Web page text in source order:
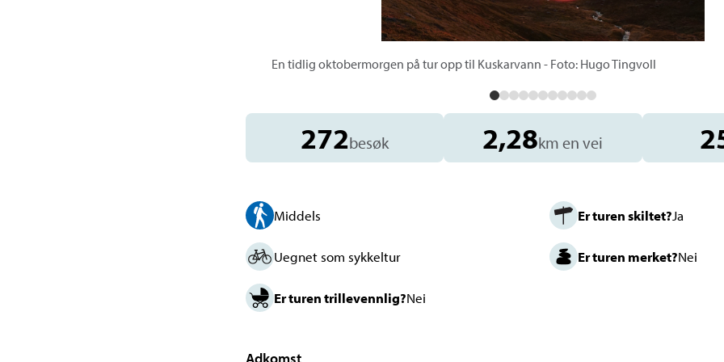
En tidlig oktobermorgen på tur opp til Kuskarvann - Foto: Hugo Tingvoll
272besøk 2,28km en vei
Middels Er turen skiltet?Ja
Uegnet som sykkeltur Er turen merket?Nei
Er turen trillevennlig?Nei